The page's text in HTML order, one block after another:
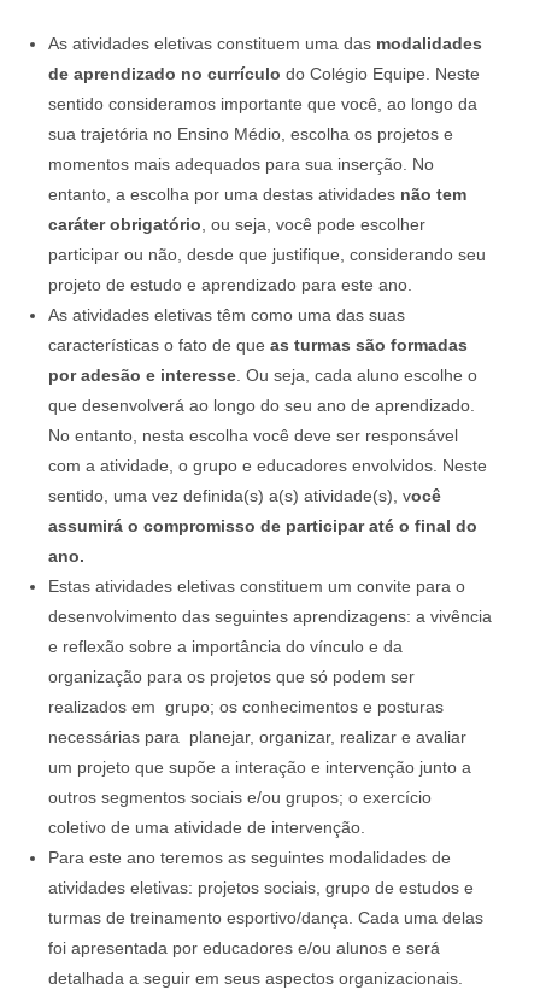
As atividades eletivas constituem uma das modalidades
de aprendizado no currículo do Colégio Equipe. Neste
sentido consideramos importante que você, ao longo da
sua trajetória no Ensino Médio, escolha os projetos e
momentos mais adequados para sua inserção. No
entanto, a escolha por uma destas atividades não tem
caráter obrigatório, ou seja, você pode escolher
participar ou não, desde que justifique, considerando seu
projeto de estudo e aprendizado para este ano.
As atividades eletivas têm como uma das suas
características o fato de que as turmas são formadas
por adesão e interesse. Ou seja, cada aluno escolhe o
que desenvolverá ao longo do seu ano de aprendizado.
No entanto, nesta escolha você deve ser responsável
com a atividade, o grupo e educadores envolvidos. Neste
sentido, uma vez definida(s) a(s) atividade(s), você
assumirá o compromisso de participar até o final do
ano.
Estas atividades eletivas constituem um convite para o
desenvolvimento das seguintes aprendizagens: a vivência
e reflexão sobre a importância do vínculo e da
organização para os projetos que só podem ser
realizados em grupo; os conhecimentos e posturas
necessárias para planejar, organizar, realizar e avaliar
um projeto que supõe a interação e intervenção junto a
outros segmentos sociais e/ou grupos; o exercício
coletivo de uma atividade de intervenção.
Para este ano teremos as seguintes modalidades de
atividades eletivas: projetos sociais, grupo de estudos e
turmas de treinamento esportivo/dança. Cada uma delas
foi apresentada por educadores e/ou alunos e será
detalhada a seguir em seus aspectos organizacionais.